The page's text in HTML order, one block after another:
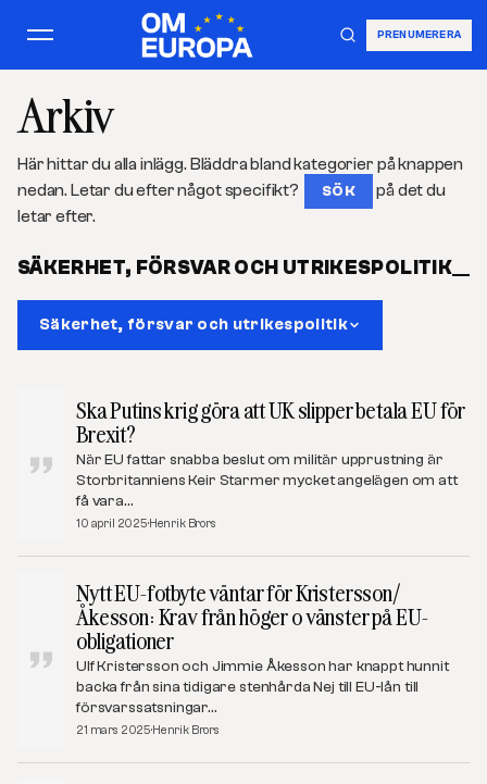
PRENUMERERA
Arkiv
Här hittar du alla inlägg. Bläddra bland kategorier på knappen
nedan. Letar du efter något specifikt?
SÖK
på det du
letar efter.
SÄKERHET, FÖRSVAR OCH UTRIKESPOLITIK
Säkerhet, försvar och utrikespolitik
Ska Putins krig göra att UK slipper betala EU för
Brexit?
När EU fattar snabba beslut om militär upprustning är
Storbritanniens Keir Starmer mycket angelägen om att
få vara…
10 april 2025Henrik Brors
Nytt EU-fotbyte väntar för Kristersson/
Åkesson: Krav från höger o vänster på EU-
obligationer
Ulf Kristersson och Jimmie Åkesson har knappt hunnit
backa från sina tidigare stenhårda Nej till EU-lån till
försvarssatsningar…
21 mars 2025Henrik Brors